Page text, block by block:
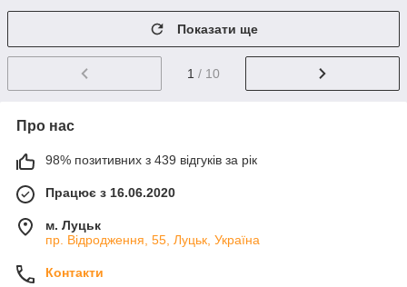
Показати ще
1 / 10
Про нас
98% позитивних з 439 відгуків за рік
Працює з 16.06.2020
м. Луцьк
пр. Відродження, 55, Луцьк, Україна
Контакти